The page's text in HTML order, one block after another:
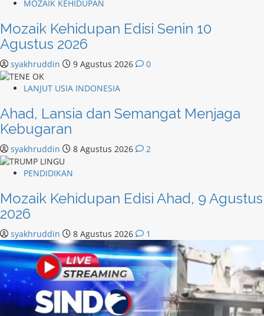
MOZAIK KEHIDUPAN
Mozaik Kehidupan Edisi Senin 10
Agustus 2026
syakhruddin 9 Agustus 2026 0
LANJUT USIA INDONESIA
Ahad, Lansia dan Semangat Menjaga
Kebugaran
syakhruddin 8 Agustus 2026 2
PENDIDIKAN
Mozaik Kehidupan Edisi Ahad, 9 Agustus
2026
syakhruddin 8 Agustus 2026 1